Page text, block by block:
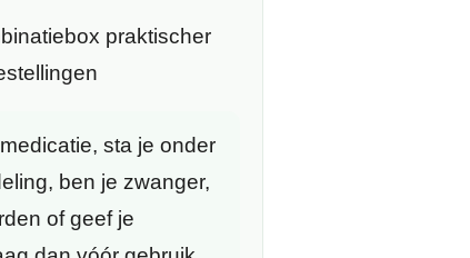
praktischer
sta je onder
ben je zwanger,
of geef je